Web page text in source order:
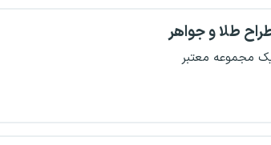
طلا و جواهر
مجموعه معتبر